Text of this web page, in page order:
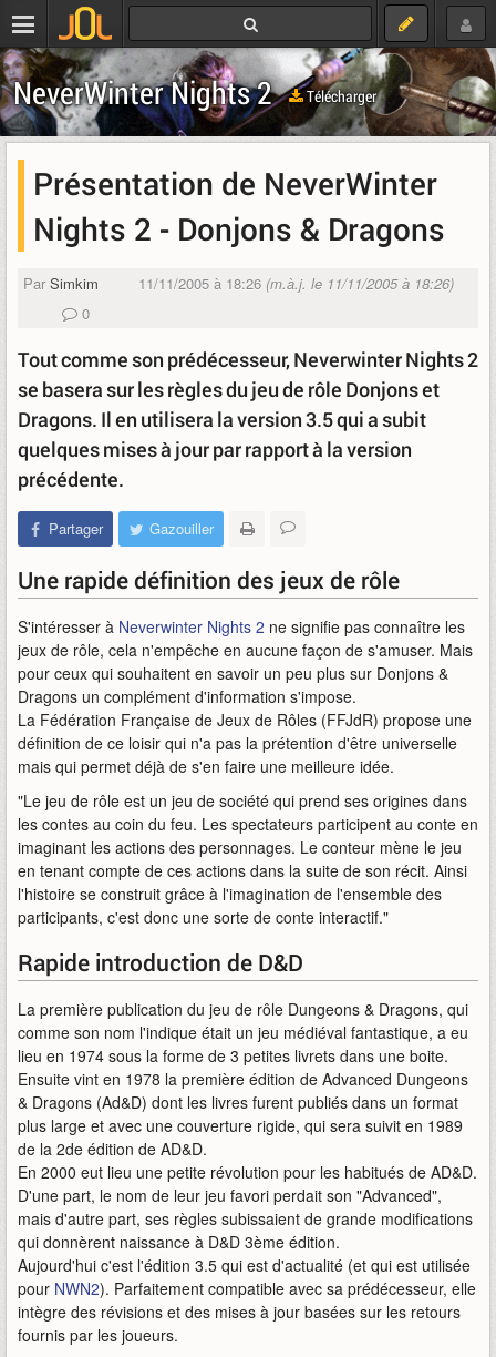
NeverWinter Nights 2 Télécharger
Présentation de NeverWinter
Nights 2 - Donjons & Dragons
Par Simkim 11/11/2005 à 18:26 (m.à.j. le 11/11/2005 à 18:26)
0
Tout comme son prédécesseur, Neverwinter Nights 2
se basera sur les règles du jeu de rôle Donjons et
Dragons. Il en utilisera la version 3.5 qui a subit
quelques mises à jour par rapport à la version
précédente.
Partager Gazouiller
Une rapide définition des jeux de rôle
S'intéresser à Neverwinter Nights 2 ne signifie pas connaître les
jeux de rôle, cela n'empêche en aucune façon de s'amuser. Mais
pour ceux qui souhaitent en savoir un peu plus sur Donjons &
Dragons un complément d'information s'impose.
La Fédération Française de Jeux de Rôles (FFJdR) propose une
définition de ce loisir qui n'a pas la prétention d'être universelle
mais qui permet déjà de s'en faire une meilleure idée.
"Le jeu de rôle est un jeu de société qui prend ses origines dans
les contes au coin du feu. Les spectateurs participent au conte en
imaginant les actions des personnages. Le conteur mène le jeu
en tenant compte de ces actions dans la suite de son récit. Ainsi
l'histoire se construit grâce à l'imagination de l'ensemble des
participants, c'est donc une sorte de conte interactif."
Rapide introduction de D&D
La première publication du jeu de rôle Dungeons & Dragons, qui
comme son nom l'indique était un jeu médiéval fantastique, a eu
lieu en 1974 sous la forme de 3 petites livrets dans une boite.
Ensuite vint en 1978 la première édition de Advanced Dungeons
& Dragons (Ad&D) dont les livres furent publiés dans un format
plus large et avec une couverture rigide, qui sera suivit en 1989
de la 2de édition de AD&D.
En 2000 eut lieu une petite révolution pour les habitués de AD&D.
D'une part, le nom de leur jeu favori perdait son "Advanced",
mais d'autre part, ses règles subissaient de grande modifications
qui donnèrent naissance à D&D 3ème édition.
Aujourd'hui c'est l'édition 3.5 qui est d'actualité (et qui est utilisée
pour NWN2). Parfaitement compatible avec sa prédécesseur, elle
intègre des révisions et des mises à jour basées sur les retours
fournis par les joueurs.